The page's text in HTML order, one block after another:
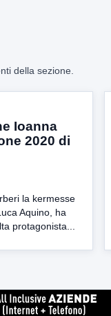
della sezione.
Ioanna
2020 di
la kermesse
Aquino, ha
protagonista...